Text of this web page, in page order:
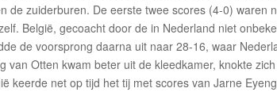
de zuiderburen. De eerste twee scores (4-0) waren
België, gecoacht door de in Nederland niet
de voorsprong daarna uit naar 28-16, waar
van Otten kwam beter uit de kleedkamer, knokte
keerde net op tijd het tij met scores van Jarne